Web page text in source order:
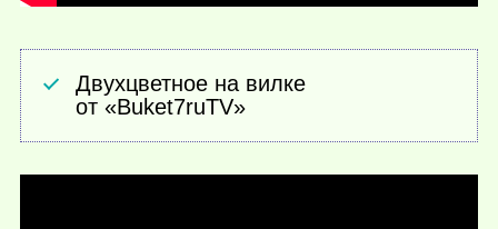
Двухцветное на вилке
от «Buket7ruTV»